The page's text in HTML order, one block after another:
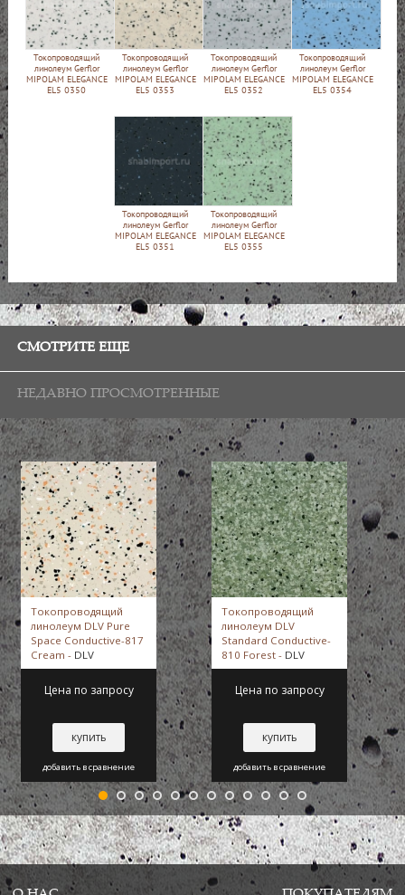
Токопроводящий
линолеум Gerflor
MIPOLAM ELEGANCE
EL5 0350
Токопроводящий
линолеум Gerflor
MIPOLAM ELEGANCE
EL5 0353
Токопроводящий
линолеум Gerflor
MIPOLAM ELEGANCE
EL5 0352
Токопроводящий
линолеум Gerflor
MIPOLAM ELEGANCE
EL5 0354
Токопроводящий
линолеум Gerflor
MIPOLAM ELEGANCE
EL5 0351
Токопроводящий
линолеум Gerflor
MIPOLAM ELEGANCE
EL5 0355
СМОТРИТЕ ЕЩЕ
НЕДАВНО ПРОСМОТРЕННЫЕ
Токопроводящий
линолеум DLV Pure
Space Conductive-817
Cream - DLV
Цена по запросу
купить
добавить в сравнение
Токопроводящий
линолеум DLV
Standard Conductive-
810 Forest - DLV
Цена по запросу
купить
добавить в сравнение